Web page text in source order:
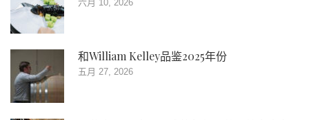
六月 10, 2026
和William Kelley品鉴2025年份
五月 27, 2026